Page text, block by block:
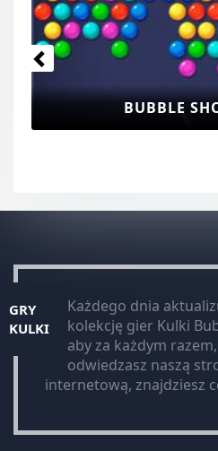
BUBBLE
GRY
KULKI
Każdego dnia
kolekcję gier Kulki
aby za każdym
odwiedzasz naszą
internetową, znajdziesz